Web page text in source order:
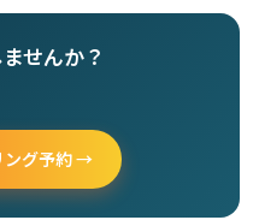
せんか？
ング予約 →